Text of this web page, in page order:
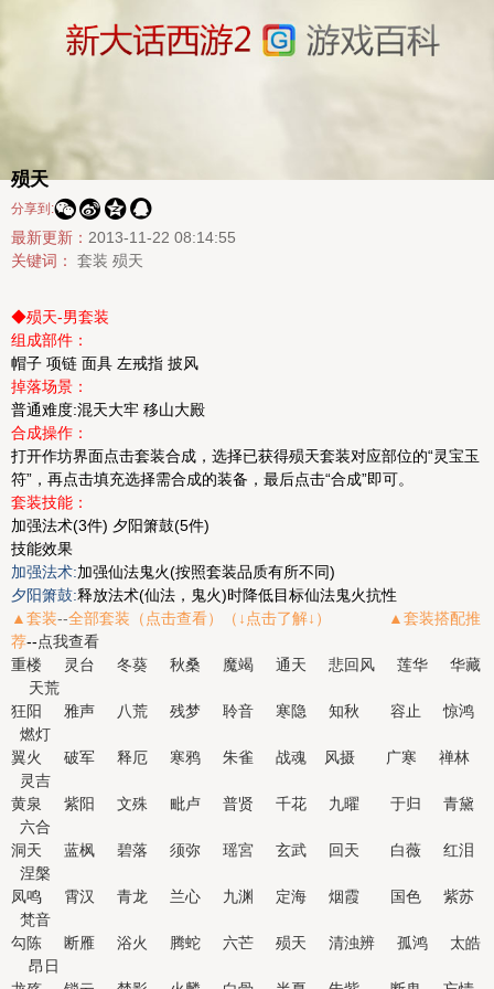
殒天
分享到: 
最新更新： 2013-11-22 08:14:55
关键词： 套装 殒天
◆殒天-男套装
组成部件：
帽子 项链 面具 左戒指 披风
掉落场景：
普通难度:混天大牢 移山大殿
合成操作：
打开作坊界面点击套装合成，选择已获得殒天套装对应部位的“灵宝玉
符”，再点击填充选择需合成的装备，最后点击“合成”即可。
套装技能：
加强法术(3件) 夕阳箫鼓(5件)
技能效果
加强法术:加强仙法鬼火(按照套装品质有所不同)
夕阳箫鼓:释放法术(仙法，鬼火)时降低目标仙法鬼火抗性
▲套装--全部套装（点击查看）（↓点击了解↓） ▲套装搭配推
荐--点我查看
重楼
灵台 冬葵 秋桑 魔竭 通天 悲回风 莲华
华藏
天荒
狂阳
雅声 八荒 残梦 聆音 寒隐 知秋 容止
惊鸿
燃灯
翼火
破军 释厄 寒鸦 朱雀 战魂 风摄 广寒
禅林
灵吉
黄泉
紫阳 文殊 毗卢 普贤 千花 九曜 于归
青黛
六合
洞天
蓝枫 碧落 须弥 瑶宮 玄武 回天 白薇
红泪
涅槃
凤鸣
霄汉 青龙 兰心 九渊 定海 烟霞 国色
紫苏
梵音
勾陈
断雁 浴火 腾蛇 六芒 殒天 清浊辨 孤鸿
太皓
昂日